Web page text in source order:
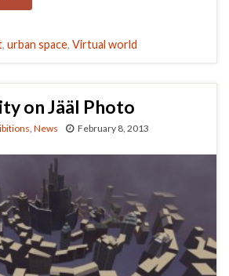
, urban space, Virtual world
on Jääl Photo
News February 8, 2013